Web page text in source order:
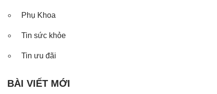
Phụ Khoa
Tin sức khỏe
Tin ưu đãi
BÀI VIẾT MỚI